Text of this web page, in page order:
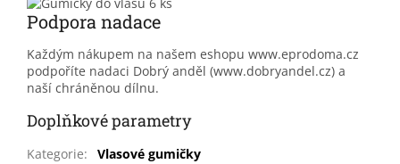
Podpora nadace
Každým nákupem na našem eshopu www.eprodoma.cz
podpoříte nadaci Dobrý anděl (www.dobryandel.cz) a
naší chráněnou dílnu.
Doplňkové parametry
Kategorie:
Vlasové gumičky